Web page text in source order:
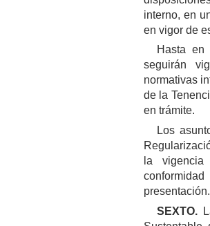
interno, en
en vigor de
Hasta
seguirán
normativas
de la
en trámite.
Los
la
presentación.
SEXTO.